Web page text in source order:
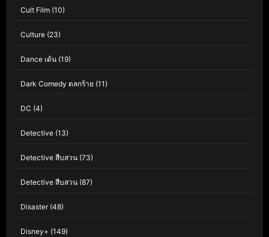
Cult Film (10)
Culture (23)
Dance เต้น (19)
Dark Comedy ตลกร้าย (11)
DC (4)
Detective (13)
Detective สืบสวน (73)
Detective สืบสวน (87)
Disaster(48)
Disney+ (149)